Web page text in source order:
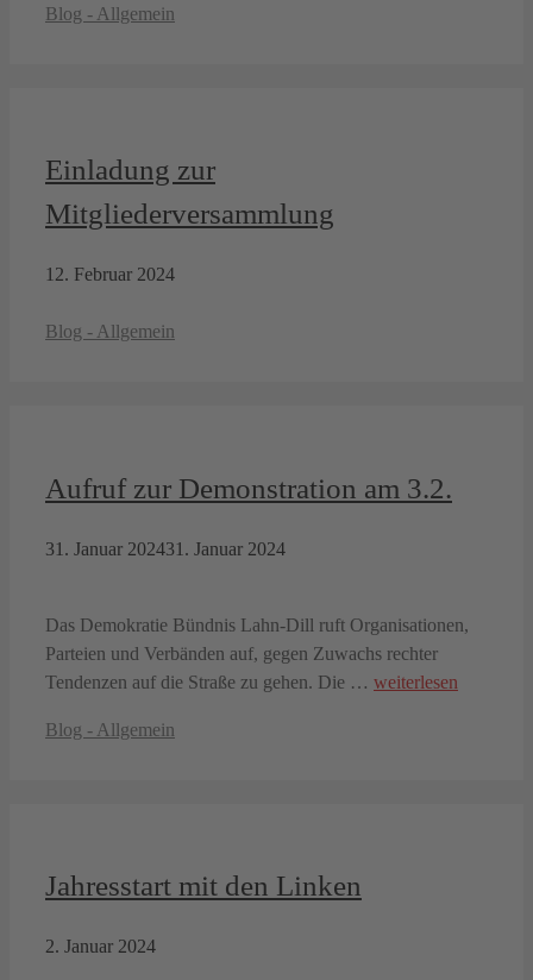
Kategorien
Blog - Allgemein
Einladung zur
Mitgliederversammlung
12. Februar 2024
Kategorien
Blog - Allgemein
Aufruf zur Demonstration am 3.2.
31. Januar 202431. Januar 2024
Das Demokratie Bündnis Lahn-Dill ruft Organisationen,
Parteien und Verbänden auf, gegen Zuwachs rechter
Tendenzen auf die Straße zu gehen. Die … weiterlesen
Kategorien
Blog - Allgemein
Jahresstart mit den Linken
2. Januar 2024